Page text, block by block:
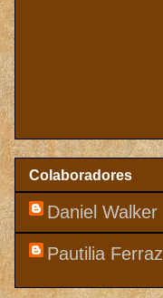
Colaboradores
Daniel Walker
Pautilia Ferraz